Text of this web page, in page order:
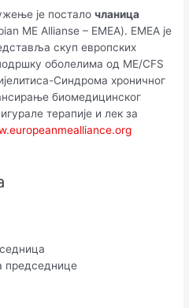
је посталочланица
ME Allianse – EMEA). ЕМЕА је
скуп европских
оболелима од МЕ/CFS
Синдрома хроничног
биомедицинског
терапије и лек за
председнице